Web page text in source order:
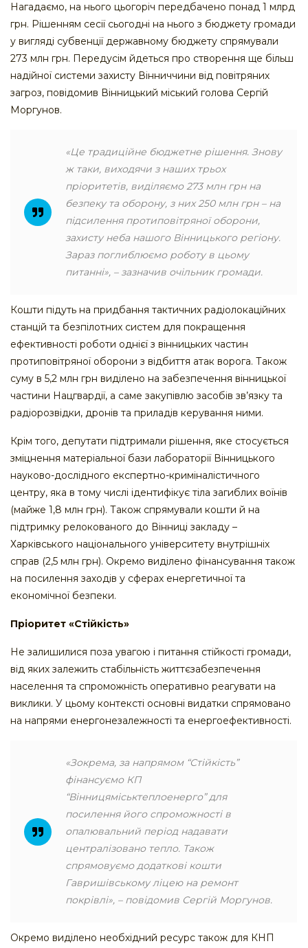
Нагадаємо, на нього цьогоріч передбачено понад 1 млрд
грн. Рішенням сесії сьогодні на нього з бюджету громади
у вигляді субвенції державному бюджету спрямували
273 млн грн. Передусім йдеться про створення ще більш
надійної системи захисту Вінниччини від повітряних
загроз, повідомив Вінницький міський голова Сергій
Моргунов.
«Це традиційне бюджетне рішення. Знову
ж таки, виходячи з наших трьох
пріоритетів, виділяємо 273 млн грн на
безпеку та оборону, з них 250 млн грн – на
підсилення протиповітряної оборони,
захисту неба нашого Вінницького регіону.
Зараз поглиблюємо роботу в цьому
питанні», – зазначив очільник громади.
Кошти підуть на придбання тактичних радіолокаційних
станцій та безпілотних систем для покращення
ефективності роботи однієї з вінницьких частин
протиповітряної оборони з відбиття атак ворога. Також
суму в 5,2 млн грн виділено на забезпечення вінницької
частини Нацгвардії, а саме закупівлю засобів зв’язку та
радіорозвідки, дронів та приладів керування ними.
Крім того, депутати підтримали рішення, яке стосується
зміцнення матеріальної бази лабораторії Вінницького
науково-дослідного експертно-криміналістичного
центру, яка в тому числі ідентифікує тіла загиблих воїнів
(майже 1,8 млн грн). Також спрямували кошти й на
підтримку релокованого до Вінниці закладу –
Харківського національного університету внутрішніх
справ (2,5 млн грн). Окремо виділено фінансування також
на посилення заходів у сферах енергетичної та
економічної безпеки.
Пріоритет «Стійкість»
Не залишилися поза увагою і питання стійкості громади,
від яких залежить стабільність життєзабезпечення
населення та спроможність оперативно реагувати на
виклики. У цьому контексті основні видатки спрямовано
на напрями енергонезалежності та енергоефективності.
«Зокрема, за напрямом “Стійкість”
фінансуємо КП
“Вінницяміськтеплоенерго” для
посилення його спроможності в
опалювальний період надавати
централізовано тепло. Також
спрямовуємо додаткові кошти
Гавришівському ліцею на ремонт
покрівлі», – повідомив Сергій Моргунов.
Окремо виділено необхідний ресурс також для КНП